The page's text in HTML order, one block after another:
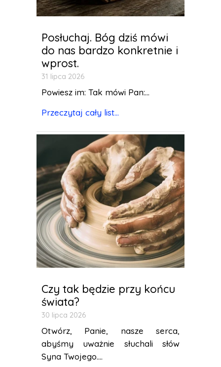
Posłuchaj. Bóg dziś mówi
do nas bardzo konkretnie i
wprost.
31 lipca 2026
Powiesz im: Tak mówi Pan:...
Przeczytaj cały list...
Czy tak będzie przy końcu
świata?
30 lipca 2026
Otwórz, Panie, nasze serca,
abyśmy uważnie słuchali słów
Syna Twojego....